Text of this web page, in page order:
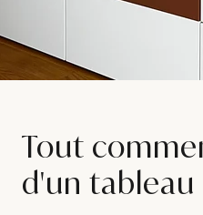
Tout
d'un tableau